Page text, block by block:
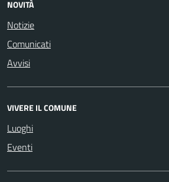
NOVITÀ
Notizie
Comunicati
Avvisi
VIVERE IL COMUNE
Luoghi
Eventi